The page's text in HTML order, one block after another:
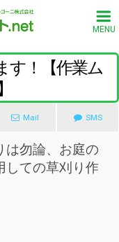
MENU
す！【作業ム
Mail SMS
は勿論、お庭の
しての草刈り作